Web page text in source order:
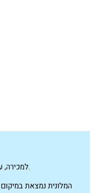
למכירה, על קו הים בנהריה, מלונית הכוללת 18 חדרים.
המלונית נמצאת